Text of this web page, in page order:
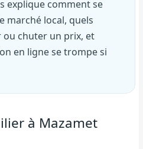
explique comment se
marché local, quels
chuter un prix, et
en ligne se trompe si
à Mazamet